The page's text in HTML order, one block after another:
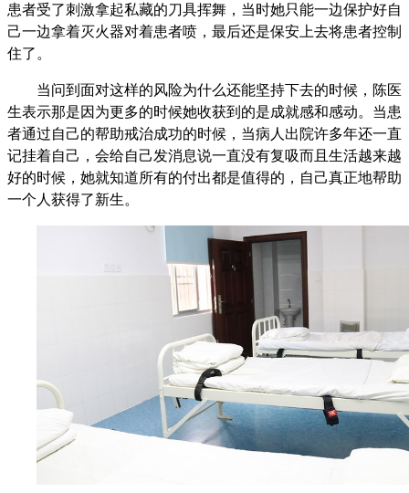
患者受了刺激拿起私藏的刀具挥舞，当时她只能一边保护好自
己一边拿着灭火器对着患者喷，最后还是保安上去将患者控制
住了。
当问到面对这样的风险为什么还能坚持下去的时候，陈医
生表示那是因为更多的时候她收获到的是成就感和感动。当患
者通过自己的帮助戒治成功的时候，当病人出院许多年还一直
记挂着自己，会给自己发消息说一直没有复吸而且生活越来越
好的时候，她就知道所有的付出都是值得的，自己真正地帮助
一个人获得了新生。